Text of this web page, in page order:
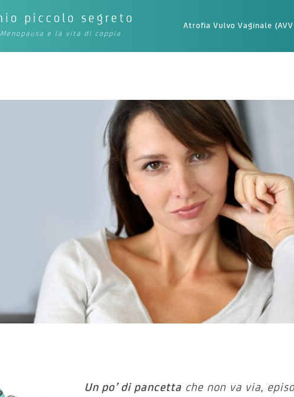
piccolo segreto
Menopausa e la vita di coppia
Atrofia Vulvo Vaginale
Un po’ di pancetta che non va via,